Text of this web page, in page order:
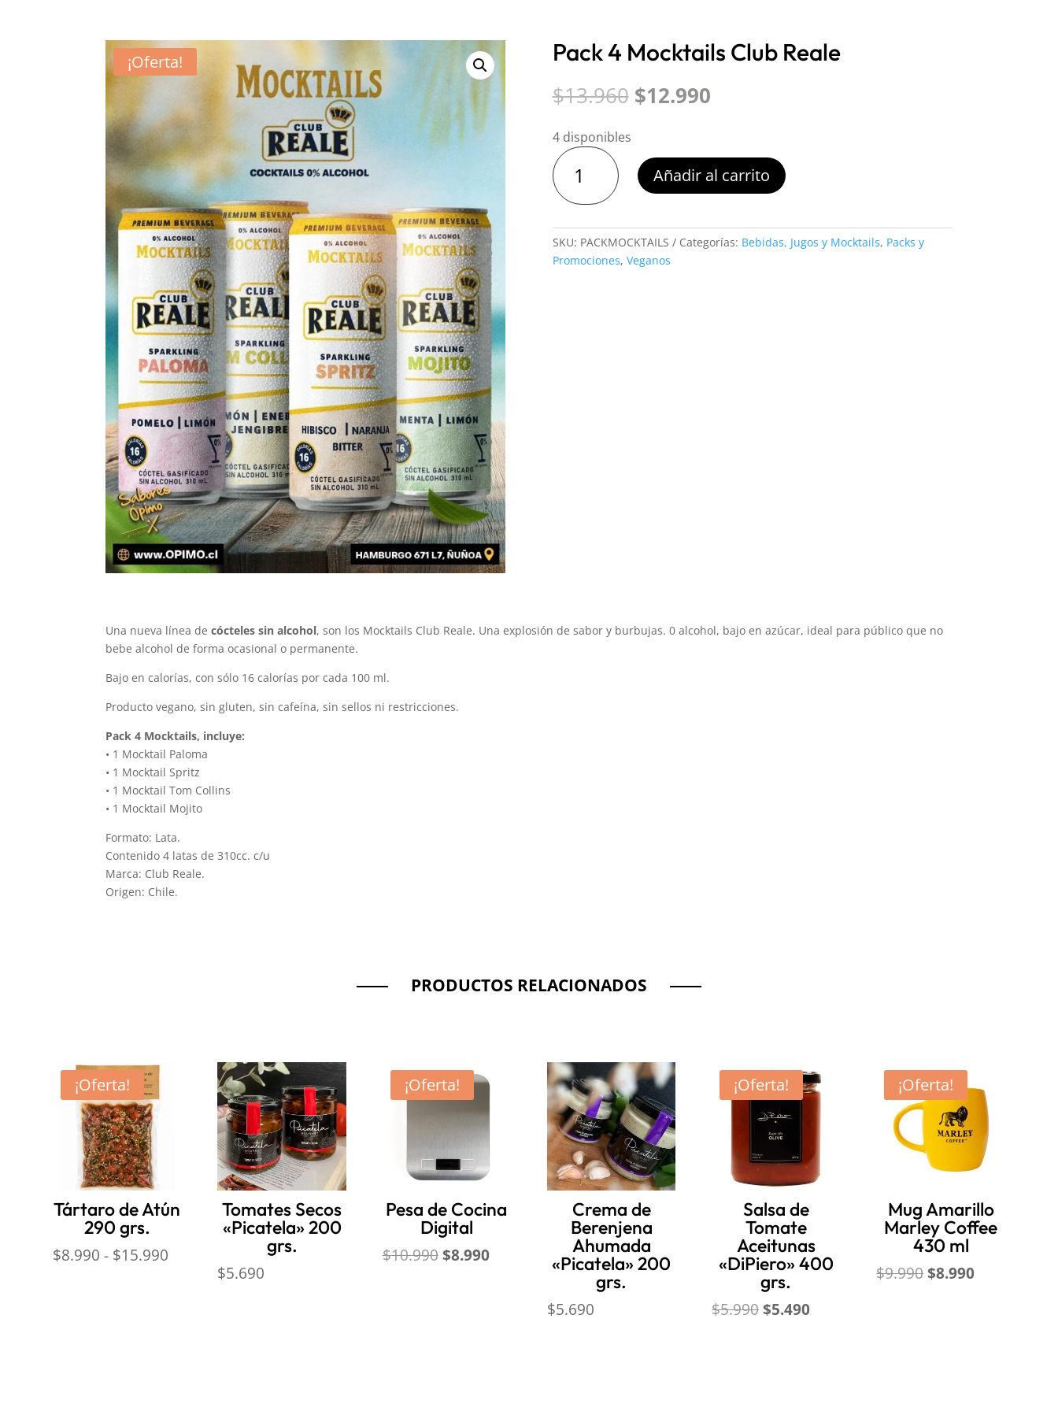
¡Oferta! Pack 4 Mocktails Club Reale
$13.960 El
precio
$13.960.
$12.990El
$12.990.
4 disponibles
Pack
4
Mocktails
Club
Reale
cantidad
Añadir al carrito
SKU: PACKMOCKTAILS Categorías: Bebidas, Jugos y Mocktails, Packs y
Promociones, Veganos
Una nueva línea decócteles sin alcohol, son los Mocktails Club Reale. Una explosión de sabor y burbujas. 0 alcohol, bajo en azúcar, ideal para público que no
bebe alcohol de forma ocasional o permanente.
Bajo en calorías, con sólo 16 calorías por cada 100 ml.
Producto vegano, sin gluten, sin cafeína, sin sellos ni restricciones.
Pack 4 Mocktails, incluye:
• 1 Mocktail Paloma
• 1 Mocktail Spritz
• 1 Mocktail Tom Collins
• 1 Mocktail Mojito
Formato: Lata.
Contenido 4 latas de 310cc. c/u
Marca: Club Reale.
Origen: Chile.
PRODUCTOS RELACIONADOS
¡Oferta!
Tártaro de Atún
290 grs.
$8.990 - $15.990
Tomates Secos
«Picatela» 200
grs.
$5.690
¡Oferta!
Pesa de Cocina
Digital
$10.990 El
$8.990El
Crema de
Berenjena
Ahumada
«Picatela» 200
grs.
$5.690
¡Oferta!
Salsa de
Tomate
Aceitunas
«DiPiero» 400
grs.
$5.990El
$5.490
¡Oferta!
Mug Amarillo
Marley Coffee
430 ml
$9.990El
$8.990